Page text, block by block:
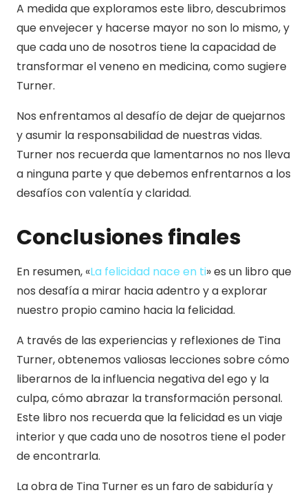
A medida que exploramos este libro, descubrimos
que envejecer y hacerse mayor no son lo mismo, y
que cada uno de nosotros tiene la capacidad de
transformar el veneno en medicina, como sugiere
Turner.
Nos enfrentamos al desafío de dejar de quejarnos
y asumir la responsabilidad de nuestras vidas.
Turner nos recuerda que lamentarnos no nos lleva
a ninguna parte y que debemos enfrentarnos a los
desafíos con valentía y claridad.
Conclusiones finales
En resumen, «La felicidad nace en ti» es un libro que
nos desafía a mirar hacia adentro y a explorar
nuestro propio camino hacia la felicidad.
A través de las experiencias y reflexiones de Tina
Turner, obtenemos valiosas lecciones sobre cómo
liberarnos de la influencia negativa del ego y la
culpa, cómo abrazar la transformación personal.
Este libro nos recuerda que la felicidad es un viaje
interior y que cada uno de nosotros tiene el poder
de encontrarla.
La obra de Tina Turner es un faro de sabiduría y